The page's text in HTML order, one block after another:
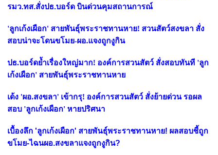
รมว.ทส.สั่งปธ.บอร์ด บินด่วนคุมสถานการณ์
'ลูกเก้งเผือก' สายพันธุ์พระราชทานหาย! สวนสัตว์สงขลา สั่ง
สอบน่าจะโดนขโมย-ผอ.แจงถูกงูกิน
ปธ.บอร์ดย้ำเรื่องใหญ่มาก! องค์การสวนสัตว์ สั่งสอบทันที 'ลูก
เก้งเผือก' สายพันธุ์พระราชทานหาย
เด้ง 'ผอ.สงขลา' เข้ากรุ! องค์การสวนสัตว์ สั่งย้ายด่วน รอผล
สอบ 'ลูกเก้งเผือก' หายปริศนา
เบื้องลึก 'ลูกเก้งเผือก' สายพันธุ์พระราชทานหาย! ผลสอบชี้ถูก
ขโมย-ไฉนผอ.สงขลาแจงถูกงูกิน?